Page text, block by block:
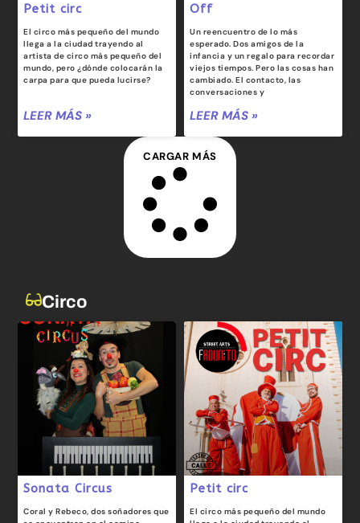
Petit circ
El circo más pequeño del mundo
llega a la ciudad trayendo al
artista de circo más pequeño del
mundo, pero ¿dónde colocarán la
carpa para que pueda lucirse?
LEER MÁS »
Off
Un reencuentro de lo más
esperado. Dos amigos de la
infancia y un regalo para recordar
viejos tiempos. Pero las cosas han
cambiado. El contacto, las
conversaciones y
LEER MÁS »
CARGAR MÁS
Circo
Sonata Circus
Coral y Rebeco, dos soñadores que
Petit circ
El circo más pequeño del mundo